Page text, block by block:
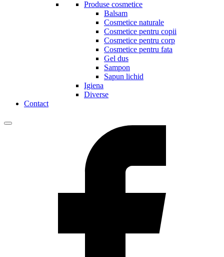
Produse cosmetice
Balsam
Cosmetice naturale
Cosmetice pentru copii
Cosmetice pentru corp
Cosmetice pentru fata
Gel dus
Sampon
Sapun lichid
Igiena
Diverse
Contact